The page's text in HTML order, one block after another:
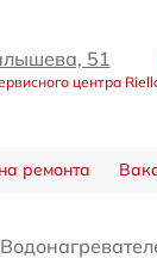
51
центра
ремонта